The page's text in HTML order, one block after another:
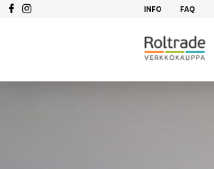
INFO FAQ